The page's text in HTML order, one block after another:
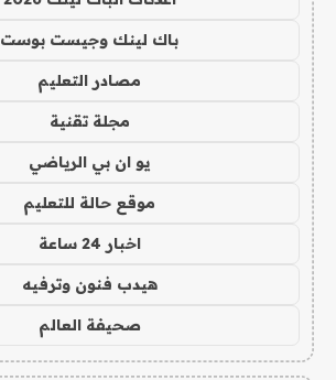
باك لينك وجيست بوست
مصادر التعليم
مجلة تقنية
يو ان بي الرياضي
موقع حالة للتعليم
اخبار 24 ساعة
هيدب فنون وترفيه
صحيفة العالم